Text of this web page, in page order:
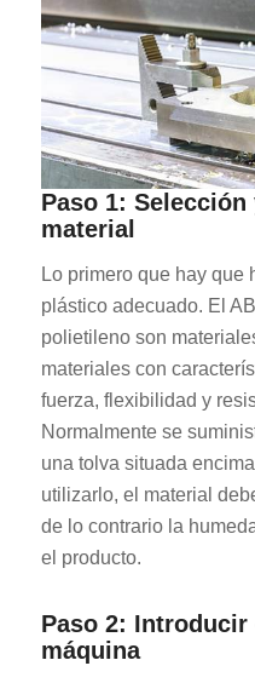
Paso 1: Selección
material
Lo primero que hay que
plástico adecuado. El
polietileno son
materiales con
fuerza, flexibilidad y
Normalmente se
una tolva situada
utilizarlo, el material
de lo contrario la
el producto.
Paso 2:
máquina